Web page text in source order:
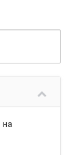
на